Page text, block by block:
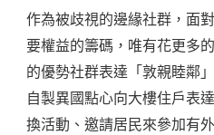
作為被歧視的邊緣社群，面
要權益的籌碼，唯有花更多
的優勢社群表達「敦親睦鄰
自製異國點心向大樓住戶表
換活動、邀請居民來參加有